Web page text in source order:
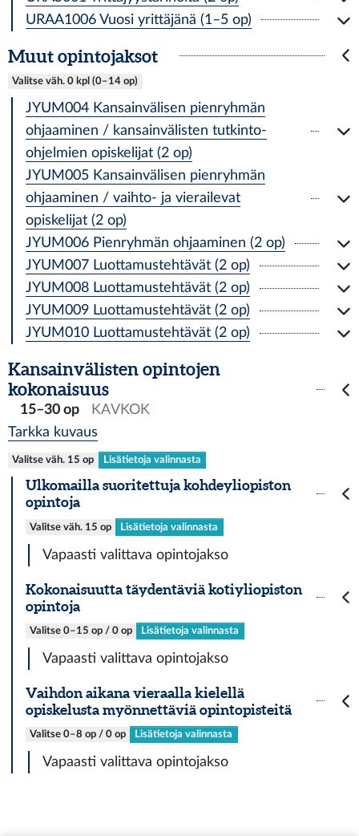
URAA1006 Vuosi yrittäjänä (1–5 op)
Muut opintojaksot
Valitse väh. 0 kpl (0–14 op)
JYUM004 Kansainvälisen pienryhmän
ohjaaminen / kansainvälisten tutkinto-
ohjelmien opiskelijat (2 op)
JYUM005 Kansainvälisen pienryhmän
ohjaaminen / vaihto- ja vierailevat
opiskelijat (2 op)
JYUM006 Pienryhmän ohjaaminen (2 op)
JYUM007 Luottamustehtävät (2 op)
JYUM008 Luottamustehtävät (2 op)
JYUM009 Luottamustehtävät (2 op)
JYUM010 Luottamustehtävät (2 op)
Kansainvälisten opintojen
kokonaisuus
15–30 op
KAVKOK
Tarkka kuvaus
Valitse väh. 15 op Lisätietoja valinnasta
Ulkomailla suoritettuja kohdeyliopiston
opintoja
Valitse väh. 15 op Lisätietoja valinnasta
Vapaasti valittava opintojakso
Kokonaisuutta täydentäviä kotiyliopiston
opintoja
Valitse 0–15 op / 0 op Lisätietoja valinnasta
Vapaasti valittava opintojakso
Vaihdon aikana vieraalla kielellä
opiskelusta myönnettäviä opintopisteitä
Valitse 0–8 op / 0 op Lisätietoja valinnasta
Vapaasti valittava opintojakso